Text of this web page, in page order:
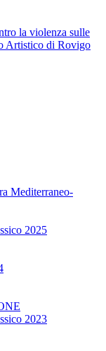
la violenza sulle
Artistico di Rovigo
Mediterraneo-
2025
2023